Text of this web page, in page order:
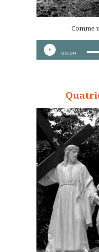
Comme
Lecteur
audio
00:00